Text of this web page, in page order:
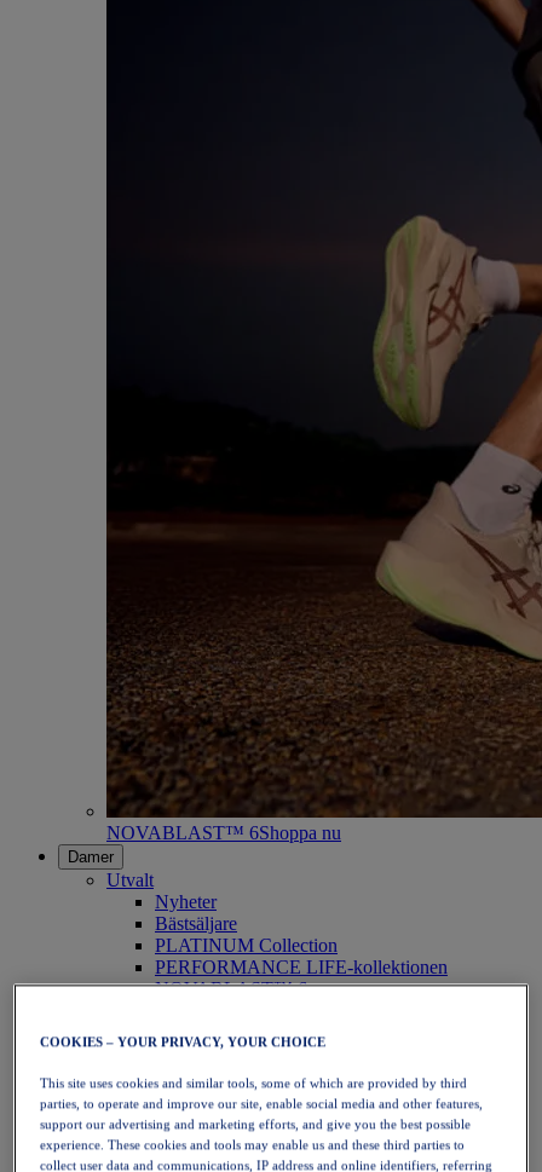
NOVABLAST™ 6Shoppa nu
Damer
Utvalt
Nyheter
Bästsäljare
PLATINUM Collection
PERFORMANCE LIFE-kollektionen
NOVABLAST™ 6
Löpning
Traillöpning
Tennis
Volleyboll
Handboll
Padel
Nätboll
COOKIES – YOUR PRIVACY, YOUR CHOICE
This site uses cookies and similar tools, some of which are provided by third
parties, to operate and improve our site, enable social media and other features,
support our advertising and marketing efforts, and give you the best possible
experience. These cookies and tools may enable us and these third parties to
collect user data and communications, IP address and online identifiers, referring